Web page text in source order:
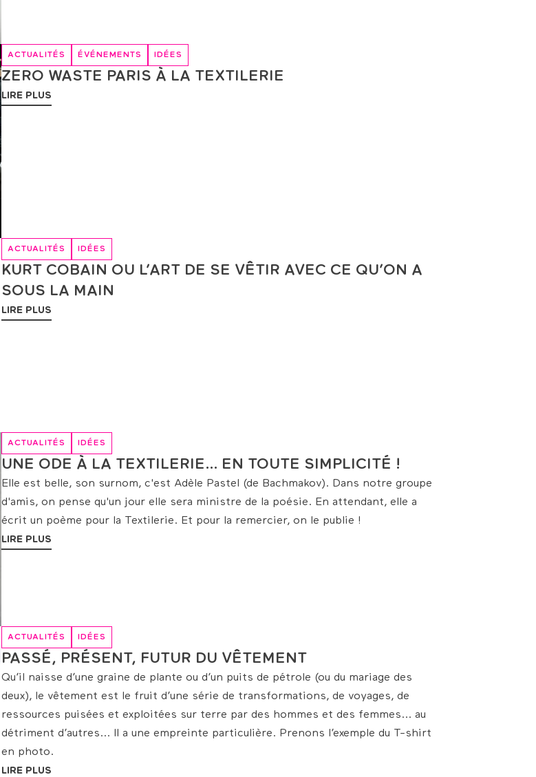
ACTUALITÉS ÉVÉNEMENTS IDÉES
ZERO WASTE PARIS À LA TEXTILERIE
LIRE PLUS
ACTUALITÉS IDÉES
KURT COBAIN OU L’ART DE SE VÊTIR AVEC CE QU’ON A
SOUS LA MAIN
LIRE PLUS
ACTUALITÉS IDÉES
UNE ODE À LA TEXTILERIE… EN TOUTE SIMPLICITÉ !
Elle est belle, son surnom, c'est Adèle Pastel (de Bachmakov). Dans notre groupe
d'amis, on pense qu'un jour elle sera ministre de la poésie. En attendant, elle a
écrit un poème pour la Textilerie. Et pour la remercier, on le publie !
LIRE PLUS
ACTUALITÉS IDÉES
PASSÉ, PRÉSENT, FUTUR DU VÊTEMENT
Qu’il naisse d’une graine de plante ou d’un puits de pétrole (ou du mariage des
deux), le vêtement est le fruit d’une série de transformations, de voyages, de
ressources puisées et exploitées sur terre par des hommes et des femmes... au
détriment d’autres... Il a une empreinte particulière. Prenons l’exemple du T-shirt
en photo.
LIRE PLUS